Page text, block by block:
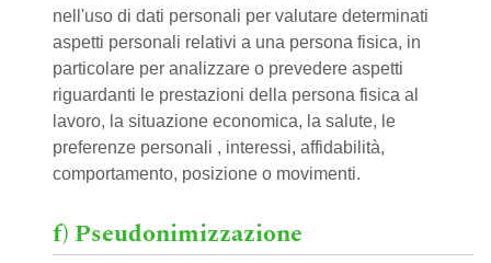
nell'uso di dati personali per valutare determinati
aspetti personali relativi a una persona fisica, in
particolare per analizzare o prevedere aspetti
riguardanti le prestazioni della persona fisica al
lavoro, la situazione economica, la salute, le
preferenze personali , interessi, affidabilità,
comportamento, posizione o movimenti.
f) Pseudonimizzazione